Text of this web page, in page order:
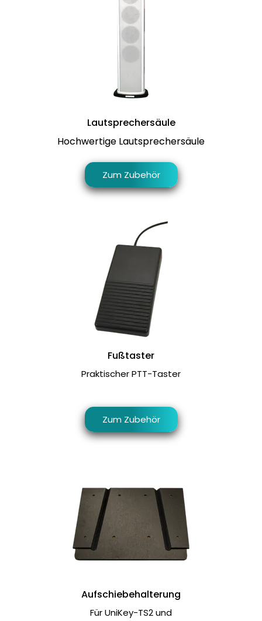
Lautsprechersäule
Hochwertige Lautsprechersäule
Zum Zubehör
Fußtaster
Praktischer PTT-Taster
Zum Zubehör
Aufschiebehalterung
Für UniKey-TS2 und